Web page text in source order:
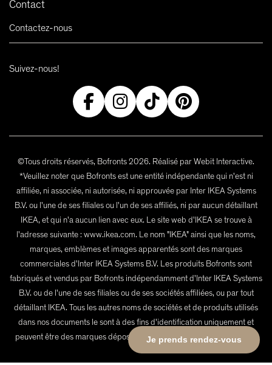
Je prends rendez-vous
Contact
Contactez-nous
Suivez-nous!
©Tous droits réservés, Bofronts 2026. Réalisé par Webit Interactive.
*Veuillez noter que Bofronts est une entité indépendante qui n'est ni
affiliée, ni associée, ni autorisée, ni approuvée par Inter IKEA Systems
B.V. ou l'une de ses filiales ou l'un de ses affiliés, ni par aucun détaillant
IKEA, et qui n'a aucun lien avec eux. Le site web d'IKEA se trouve à
l'adresse suivante : www.ikea.com. Le nom "IKEA" ainsi que les noms,
marques, emblèmes et images apparentés sont des marques
commerciales d'Inter IKEA Systems B.V. Les produits Bofronts sont
fabriqués et vendus par Bofronts indépendamment d'Inter IKEA Systems
B.V. ou de l'une de ses filiales ou de ses sociétés affiliées, ou par tout
détaillant IKEA. Tous les autres noms de sociétés et de produits utilisés
dans nos documents le sont à des fins d'identification uniquement et
peuvent être des marques déposées de leurs propriétaires respectifs.